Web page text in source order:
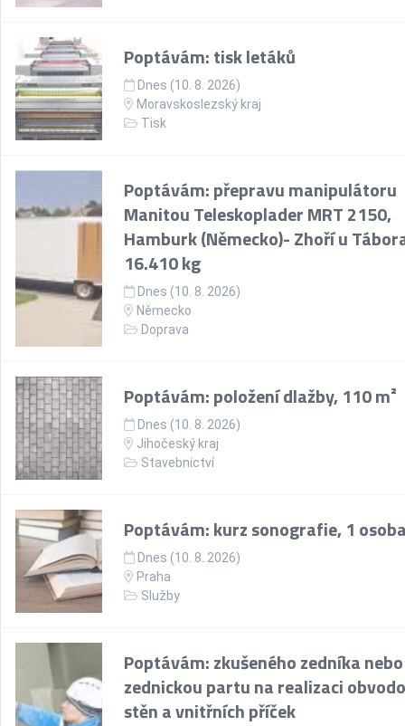
Poptávám: tisk letáků
Dnes (10. 8. 2026)
Moravskoslezský kraj
Tisk
Poptávám: přepravu manipulátoru
Manitou Teleskoplader MRT 2150,
Hamburk (Německo)- Zhoří u
16.410 kg
Dnes (10. 8. 2026)
Německo
Doprava
Poptávám: položení dlažby, 110 m²
Dnes (10. 8. 2026)
Jihočeský kraj
Stavebnictví
Poptávám: kurz sonografie, 1
Dnes (10. 8. 2026)
Praha
Služby
Poptávám: zkušeného zedníka nebo
zednickou partu na realizaci
stěn a vnitřních příček